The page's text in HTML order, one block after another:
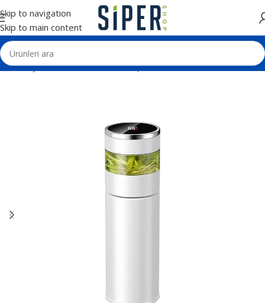
Skip to navigation
Skip to main content
Ana Sayfa Termos - Matara - Kupa Termoslar